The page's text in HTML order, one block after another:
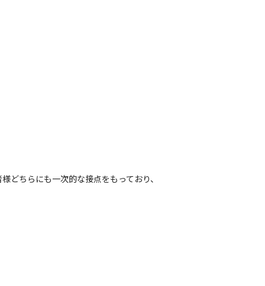
どちらにも一次的な接点をもっており、